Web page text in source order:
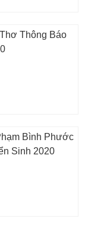
Thông Báo
Bình Phước
Sinh 2020